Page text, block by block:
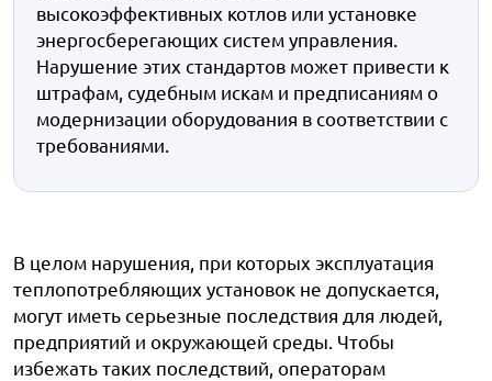
высокоэффективных котлов или установке
энергосберегающих систем управления.
Нарушение этих стандартов может привести к
штрафам, судебным искам и предписаниям о
модернизации оборудования в соответствии с
требованиями.
В целом нарушения, при которых эксплуатация
теплопотребляющих установок не допускается,
могут иметь серьезные последствия для людей,
предприятий и окружающей среды. Чтобы
избежать таких последствий, операторам